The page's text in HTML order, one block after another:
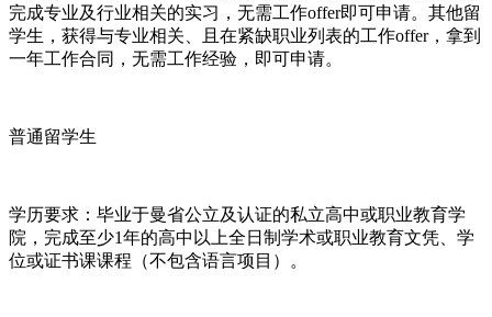
完成专业及行业相关的实习，无需工作offer即可申请。其他留
学生，获得与专业相关、且在紧缺职业列表的工作offer，拿到
一年工作合同，无需工作经验，即可申请。
普通留学生
学历要求：毕业于曼省公立及认证的私立高中或职业教育学
院，完成至少1年的高中以上全日制学术或职业教育文凭、学
位或证书课课程（不包含语言项目）。